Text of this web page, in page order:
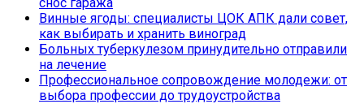
Винные ягоды: специалисты ЦОК АПК дали совет,
как выбирать и хранить виноград
Больных туберкулезом принудительно отправили
на лечение
Профессиональное сопровождение молодежи: от
выбора профессии до трудоустройства